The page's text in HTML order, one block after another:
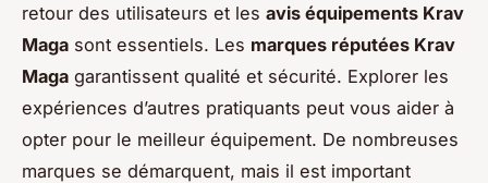
retour des utilisateurs et les avis équipements Krav
Maga sont essentiels. Les marques réputées Krav
Maga garantissent qualité et sécurité. Explorer les
expériences d’autres pratiquants peut vous aider à
opter pour le meilleur équipement. De nombreuses
marques se démarquent, mais il est important